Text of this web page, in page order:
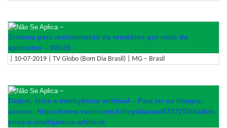
–
Sistema para rastreamento de remédios por meio de
aplicativo – 08h26
| 10-07-2019 | TV Globo (Bom Dia Brasil) | MG – Brasil
–
Dados, ética e inteligência artificial – Para ler na íntegra,
acesse: https://www.valor.com.br/legislacao/6337259/dados-
etica-e-inteligencia-artificial